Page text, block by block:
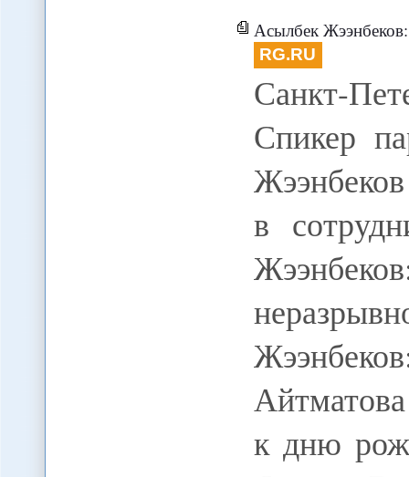
Асылбек Жээнбеков: Будущее Киргизии неразрывно
RG.RU
Санкт-
Спикер
в
к дню